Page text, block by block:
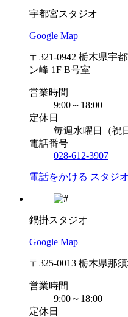
宇都宮スタジオ
Google Map
〒321-0942 栃木県宇
ン峰 1F B号室
営業時間
9:00～18:00
定休日
毎週水曜日（祝
電話番号
028-612-3907
電話をかける スタジ
鍋掛スタジオ
Google Map
〒325-0013 栃木県那
営業時間
9:00～18:00
定休日